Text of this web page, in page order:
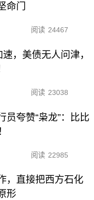
命门
阅读 24467
速，美债无人问津，
阅读 23038
员夸赞“枭龙”：比比
阅读 22985
，直接把西方石化
形